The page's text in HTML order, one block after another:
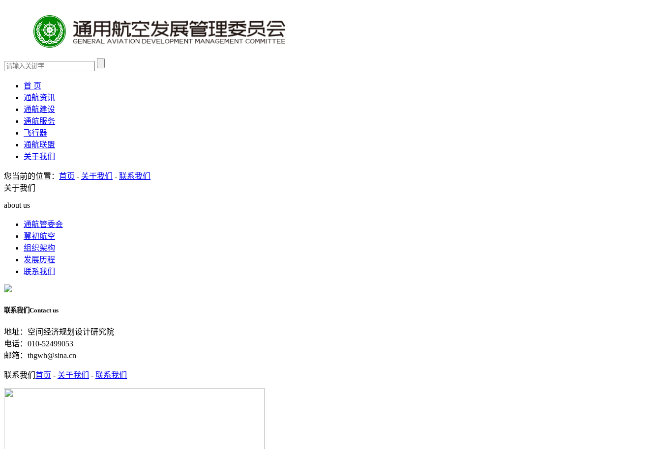
首 页
通航资讯
通航建设
通航服务
飞行器
通航联盟
关于我们
您当前的位置： 首页 - 关于我们 - 联系我们
关于我们
about us
通航管委会
翼初航空
组织架构
发展历程
联系我们
联系我们 Contact us
地址：空间经济规划设计研究院
电话：010-52499053
邮箱：thgwh@sina.cn
联系我们 首页 - 关于我们 - 联系我们